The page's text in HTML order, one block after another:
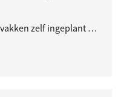
Bewoners hebben de plantsoenvakken zelf ingeplant met het geleverde materiaal en beheren de groenstroken. De gemeente maait het gras en verzorgt de bomen.